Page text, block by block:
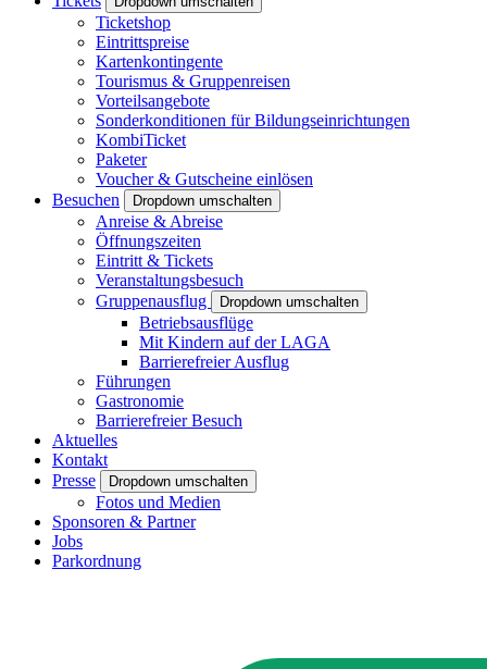
Ticketshop
Eintrittspreise
Kartenkontingente
Tourismus & Gruppenreisen
Vorteilsangebote
Sonderkonditionen für Bildungseinrichtungen
KombiTicket
Paketer
Voucher & Gutscheine einlösen
Besuchen
Dropdown umschalten
Anreise & Abreise
Öffnungszeiten
Eintritt & Tickets
Veranstaltungsbesuch
Gruppenausflug
Dropdown umschalten
Betriebsausflüge
Mit Kindern auf der LAGA
Barrierefreier Ausflug
Führungen
Gastronomie
Barrierefreier Besuch
Aktuelles
Kontakt
Presse
Dropdown umschalten
Fotos und Medien
Sponsoren & Partner
Jobs
Parkordnung